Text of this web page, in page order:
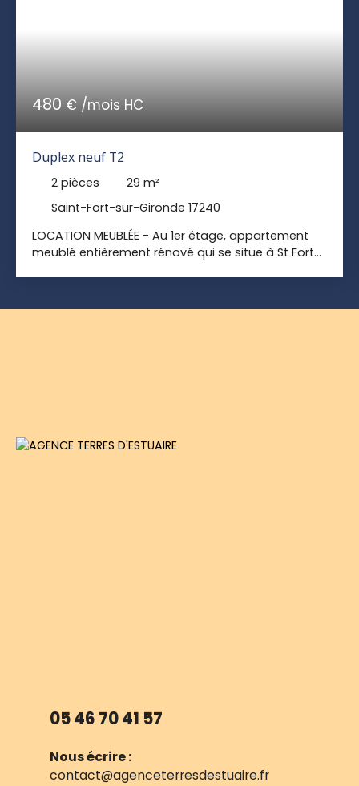
480€ /mois HC
Duplex neuf T2
2 pièces 29 m²
Saint-Fort-sur-Gironde 17240
LOCATION MEUBLÉE - Au 1er étage, appartement
meublé entièrement rénové qui se situe à St Fort
régularisation annuelle : 58. 00€ en surplus du
loyer indiqué La provision sur charge correspond à
05 46 70 41 57
Nous écrire :
contact@agenceterresdestuaire.fr